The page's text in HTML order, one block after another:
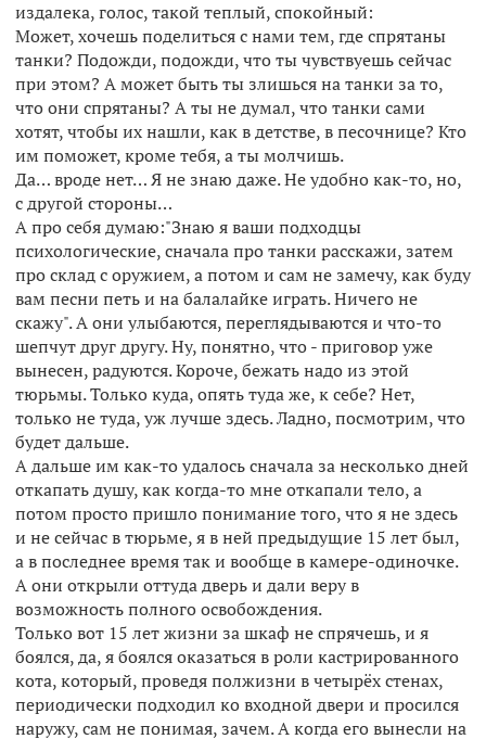
издалека, голос, такой теплый, спокойный:
Может, хочешь поделиться с нами тем, где спрятаны
танки? Подожди, подожди, что ты чувствуешь сейчас
при этом? А может быть ты злишься на танки за то,
что они спрятаны? А ты не думал, что танки сами
хотят, чтобы их нашли, как в детстве, в песочнице? Кто
им поможет, кроме тебя, а ты молчишь.
Да… вроде нет… Я не знаю даже. Не удобно как-то, но,
с другой стороны…
А про себя думаю:"Знаю я ваши подходцы
психологические, сначала про танки расскажи, затем
про склад с оружием, а потом и сам не замечу, как буду
вам песни петь и на балалайке играть. Ничего не
скажу". А они улыбаются, переглядываются и что-то
шепчут друг другу. Ну, понятно, что - приговор уже
вынесен, радуются. Короче, бежать надо из этой
тюрьмы. Только куда, опять туда же, к себе? Нет,
только не туда, уж лучше здесь. Ладно, посмотрим, что
будет дальше.
А дальше им как-то удалось сначала за несколько дней
откапать душу, как когда-то мне откапали тело, а
потом просто пришло понимание того, что я не здесь
и не сейчас в тюрьме, я в ней предыдущие 15 лет был,
а в последнее время так и вообще в камере-одиночке.
А они открыли оттуда дверь и дали веру в
возможность полного освобождения.
Только вот 15 лет жизни за шкаф не спрячешь, и я
боялся, да, я боялся оказаться в роли кастрированного
кота, который, проведя полжизни в четырёх стенах,
периодически подходил ко входной двери и просился
наружу, сам не понимая, зачем. А когда его вынесли на